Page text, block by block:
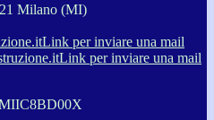
Milano (MI)
Link per inviare una mail
Link per inviare una mail